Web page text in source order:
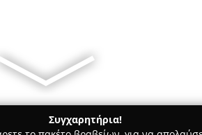
Συγχαρητήρια!